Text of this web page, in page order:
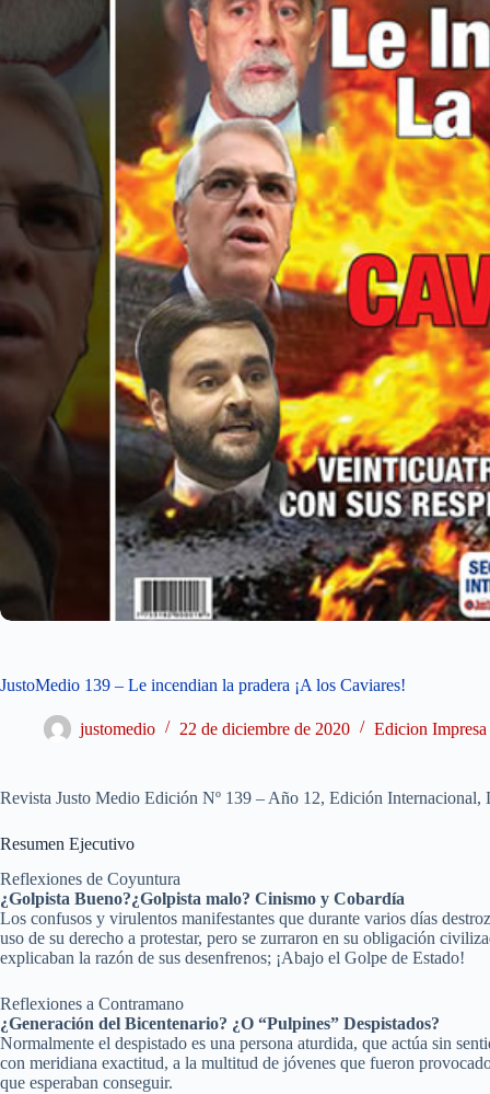
JustoMedio 139 – Le incendian la pradera ¡A los Caviares!
justomedio 22 de diciembre de 2020 Edicion Impresa
Revista Justo Medio Edición Nº 139 – Año 12, Edición
Resumen Ejecutivo
Reflexiones de Coyuntura
¿Golpista Bueno?¿Golpista malo? Cinismo y Cobardía
Los confusos y virulentos manifestantes que durante varios días
uso de su derecho a protestar, pero se zurraron en su obligación
explicaban la razón de sus desenfrenos; ¡Abajo el Golpe de Estado!
Reflexiones a Contramano
¿Generación del Bicentenario? ¿O “Pulpines” Despistados?
Normalmente el despistado es una persona aturdida, que actúa sin
con meridiana exactitud, a la multitud de jóvenes que fueron
que esperaban conseguir.